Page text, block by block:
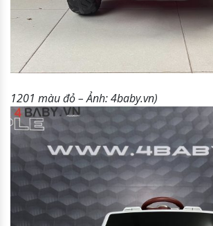
(Sản phẩm
1201 màu đỏ – Ảnh: 4baby.vn)